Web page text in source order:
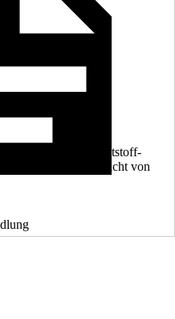
V-Fuge, Kunststoff-
mit einem Gewicht von